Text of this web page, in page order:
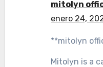
mitolyn
enero 24,
**mitolyn
Mitolyn is a